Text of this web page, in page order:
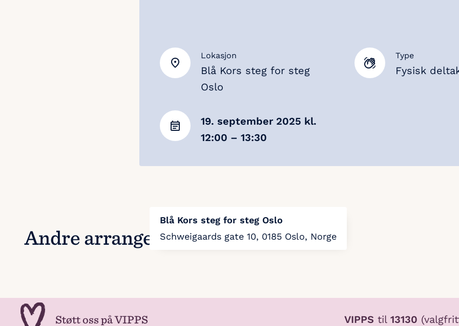
Lokasjon
Blå Kors steg for steg
Oslo
Type
Fysisk
19. september 2025 kl.
12:00 – 13:30
Blå Kors steg for steg Oslo
Schweigaards gate 10, 0185 Oslo, Norge
Andre arrangementer
Støtt oss på VIPPS VIPPS til 13130